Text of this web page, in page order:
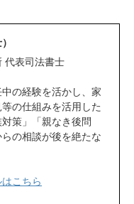
代表司法書士
の経験を活かし、家
の仕組みを活用した
対策」「親なき後問
の相談が後を絶たな
こちら